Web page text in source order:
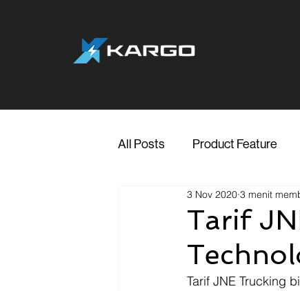
All Posts Product Feature
Marketing
Transporter Support
Tarif
3 Nov 2020 3 menit
Tarif JNE Trucking